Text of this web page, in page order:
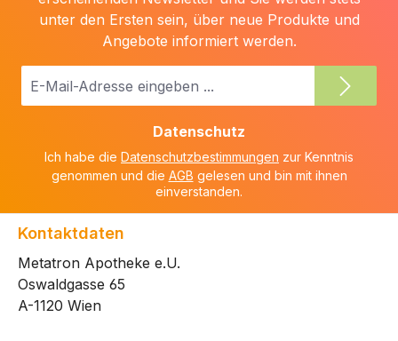
unter den Ersten sein, über neue Produkte und
Angebote informiert werden.
E-
Datenschutz
Ich habe die Datenschutzbestimmungen zur Kenntnis
genommen und die AGB gelesen und bin mit ihnen
einverstanden.
Kontaktdaten
Metatron Apotheke e.U.
Oswaldgasse 65
A-1120 Wien